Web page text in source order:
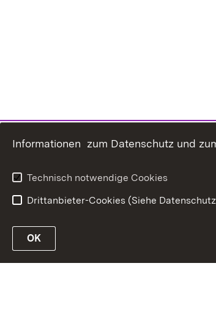
Informationen zum Datenschutz und
Technisch notwendige Cookies
Drittanbieter-Cookies (Siehe
OK